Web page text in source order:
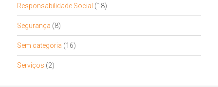
Responsabilidade Social (18)
Segurança (8)
Sem categoria (16)
Serviços (2)